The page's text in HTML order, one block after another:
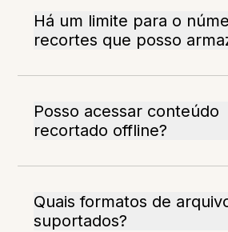
Há um limite para o
recortes que posso
Posso acessar conteúdo
recortado offline?
Quais formatos de
suportados?